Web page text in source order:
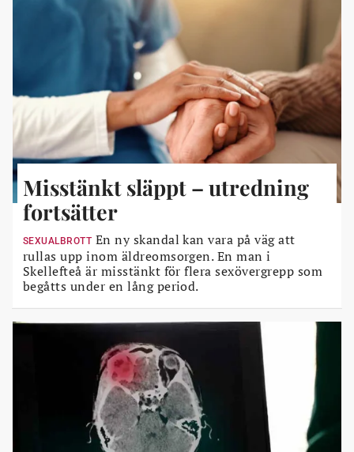
Misstänkt släppt – utredning
fortsätter
SEXUALBROTT En ny skandal kan vara på väg att
rullas upp inom äldreomsorgen. En man i
Skellefteå är misstänkt för flera sexövergrepp som
begåtts under en lång period.